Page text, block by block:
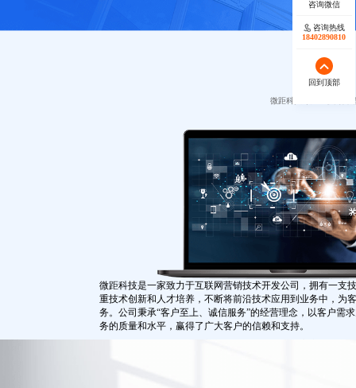
微距科技专注互联网营
微距科技是一家致力于互联网营销技术开发公司，拥有一支
重技术创新和人才培养，不断将前沿技术应用到业务中，为
务。公司秉承“客户至上、诚信服务”的经营理念，以客户需
务的质量和水平，赢得了广大客户的信赖和支持。
咨询热线
18402890810
回到顶部